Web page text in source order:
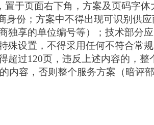
于页面右下角，方案及页码字体
身份；方案中不得出现可识别供
独享的单位编号等）；技术部分
殊设置，不得采用任何不符合常
超过120页，违反上述内容的，整
内容，否则整个服务方案（暗评